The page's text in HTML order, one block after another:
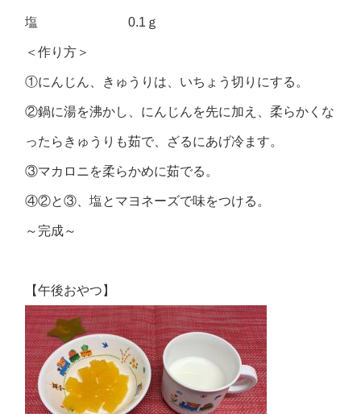
塩 0.1ｇ
＜作り方＞
①にんじん、きゅうりは、いちょう切りにする。
②鍋に湯を沸かし、にんじんを先に加え、柔らかくな
ったらきゅうりも茹で、ざるにあげ冷ます。
③マカロニを柔らかめに茹でる。
④②と③、塩とマヨネーズで味をつける。
～完成～
【午後おやつ】